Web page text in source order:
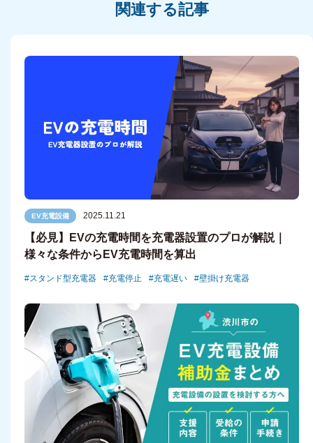
関連する記事
EV充電設備 2025.11.21
【必見】EVの充電時間を充電器設置のプロが解説｜
様々な条件からEV充電時間を算出
スタンド型充電器 充電停止 充電遅い 壁掛け充電器